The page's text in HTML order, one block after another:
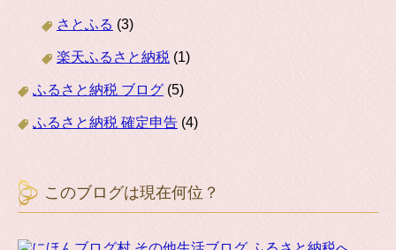
さとふる (3)
楽天ふるさと納税 (1)
ふるさと納税 ブログ (5)
ふるさと納税 確定申告 (4)
このブログは現在何位？